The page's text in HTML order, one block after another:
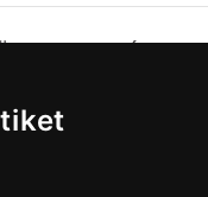
SEGÍTIK